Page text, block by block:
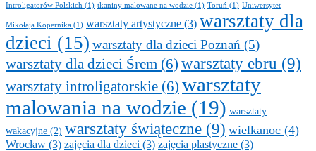
Introligatorów Polskich (1) tkaniny malowane na wodzie (1) Toruń (1) Uniwersytet
Mikołaja Kopernika (1) warsztaty artystyczne (3) warsztaty dla
dzieci (15) warsztaty dla dzieci Poznań (5)
warsztaty dla dzieci Śrem (6) warsztaty ebru (9)
warsztaty introligatorskie (6) warsztaty
malowania na wodzie (19) warsztaty
wakacyjne (2) warsztaty świąteczne (9) wielkanoc (4)
Wrocław (3) zajęcia dla dzieci (3) zajęcia plastyczne (3)